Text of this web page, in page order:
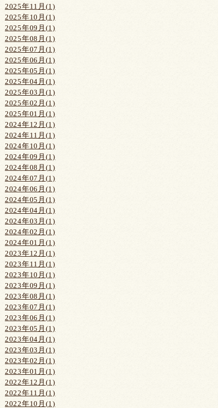
2025年11月(1)
2025年10月(1)
2025年09月(1)
2025年08月(1)
2025年07月(1)
2025年06月(1)
2025年05月(1)
2025年04月(1)
2025年03月(1)
2025年02月(1)
2025年01月(1)
2024年12月(1)
2024年11月(1)
2024年10月(1)
2024年09月(1)
2024年08月(1)
2024年07月(1)
2024年06月(1)
2024年05月(1)
2024年04月(1)
2024年03月(1)
2024年02月(1)
2024年01月(1)
2023年12月(1)
2023年11月(1)
2023年10月(1)
2023年09月(1)
2023年08月(1)
2023年07月(1)
2023年06月(1)
2023年05月(1)
2023年04月(1)
2023年03月(1)
2023年02月(1)
2023年01月(1)
2022年12月(1)
2022年11月(1)
2022年10月(1)